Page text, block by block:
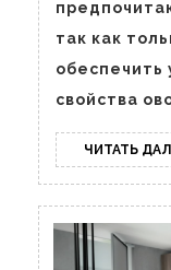
так как
обеспечить
свойства
ЧИТАТЬ